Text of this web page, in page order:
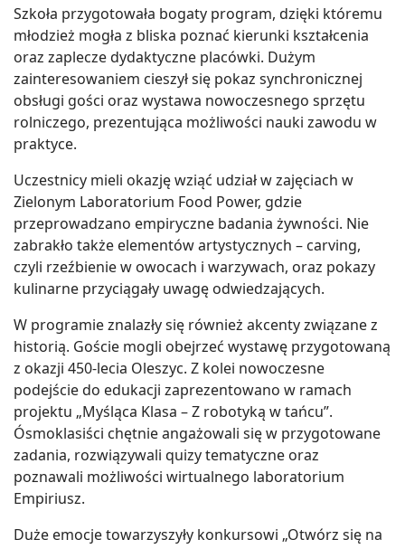
Szkoła przygotowała bogaty program, dzięki któremu
młodzież mogła z bliska poznać kierunki kształcenia
oraz zaplecze dydaktyczne placówki. Dużym
zainteresowaniem cieszył się pokaz synchronicznej
obsługi gości oraz wystawa nowoczesnego sprzętu
rolniczego, prezentująca możliwości nauki zawodu w
praktyce.
Uczestnicy mieli okazję wziąć udział w zajęciach w
Zielonym Laboratorium Food Power, gdzie
przeprowadzano empiryczne badania żywności. Nie
zabrakło także elementów artystycznych – carving,
czyli rzeźbienie w owocach i warzywach, oraz pokazy
kulinarne przyciągały uwagę odwiedzających.
W programie znalazły się również akcenty związane z
historią. Goście mogli obejrzeć wystawę przygotowaną
z okazji 450-lecia Oleszyc. Z kolei nowoczesne
podejście do edukacji zaprezentowano w ramach
projektu „Myśląca Klasa – Z robotyką w tańcu”.
Ósmoklasiści chętnie angażowali się w przygotowane
zadania, rozwiązywali quizy tematyczne oraz
poznawali możliwości wirtualnego laboratorium
Empiriusz.
Duże emocje towarzyszyły konkursowi „Otwórz się na